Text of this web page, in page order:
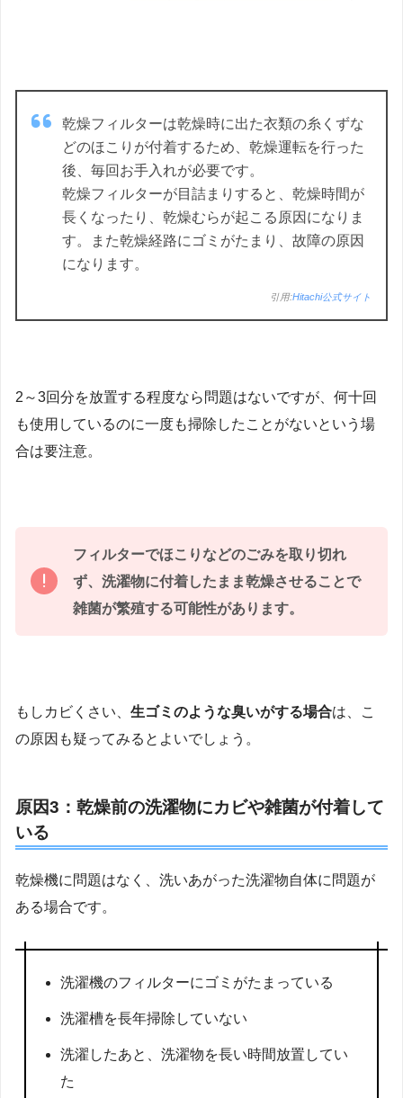
乾燥フィルターは乾燥時に出た衣類の糸くずな
どのほこりが付着するため、乾燥運転を行った
後、毎回お手入れが必要です。
乾燥フィルターが目詰まりすると、乾燥時間が
長くなったり、乾燥むらが起こる原因になりま
す。また乾燥経路にゴミがたまり、故障の原因
になります。
引用:Hitachi公式サイト
2～3回分を放置する程度なら問題はないですが、何十回
も使用しているのに一度も掃除したことがないという場
合は要注意。
フィルターでほこりなどのごみを取り切れ
ず、洗濯物に付着したまま乾燥させることで
雑菌が繁殖する可能性があります。
もしカビくさい、 生ゴミのような臭いがする場合は、こ
の原因も疑ってみるとよいでしょう。
原因3：乾燥前の洗濯物にカビや雑菌が付着して
いる
乾燥機に問題はなく、洗いあがった洗濯物自体に問題が
ある場合です。
洗濯機のフィルターにゴミがたまっている
洗濯槽を長年掃除していない
洗濯したあと、洗濯物を長い時間放置してい
た